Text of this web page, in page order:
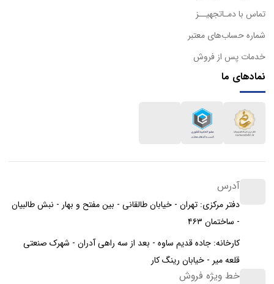
تماس با دمـاتجهیــز
شماره حساب‌های معتبر
خدمات پس از فروش
نمادهای ما
آدرس
دفتر مرکزی: تهران - خیابان طالقانی - بین مفتح و بهار - نبش طالبیان
- ساختمان ۴۶۳
کارخانه: جاده قدیم ساوه - بعد از سه راهی آدران - شهرک صنعتی
قلعه میر - خیابان رینگ کار
خط ویژه فروش